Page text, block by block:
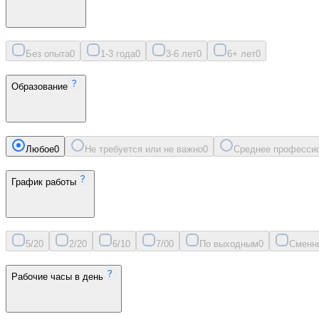
Без опыта0 1-3 года0 3-6 лет0 6+ лет0
Образование
Любое0 Не требуется или не важно0 Среднее
График работы
5/20 2/20 6/10 7/00 По выходным0
Рабочие часы в день